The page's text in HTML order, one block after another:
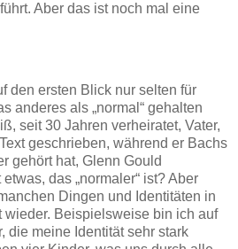
Aber das ist noch mal eine
den ersten Blick nur selten für
anderes als „normal“ gehalten
seit 30 Jahren verheiratet, Vater,
geschrieben, während er Bachs
gehört hat, Glenn Gould
das „normaler“ ist? Aber
Dingen und Identitäten in
Beispielsweise bin ich auf
die meine Identität sehr stark